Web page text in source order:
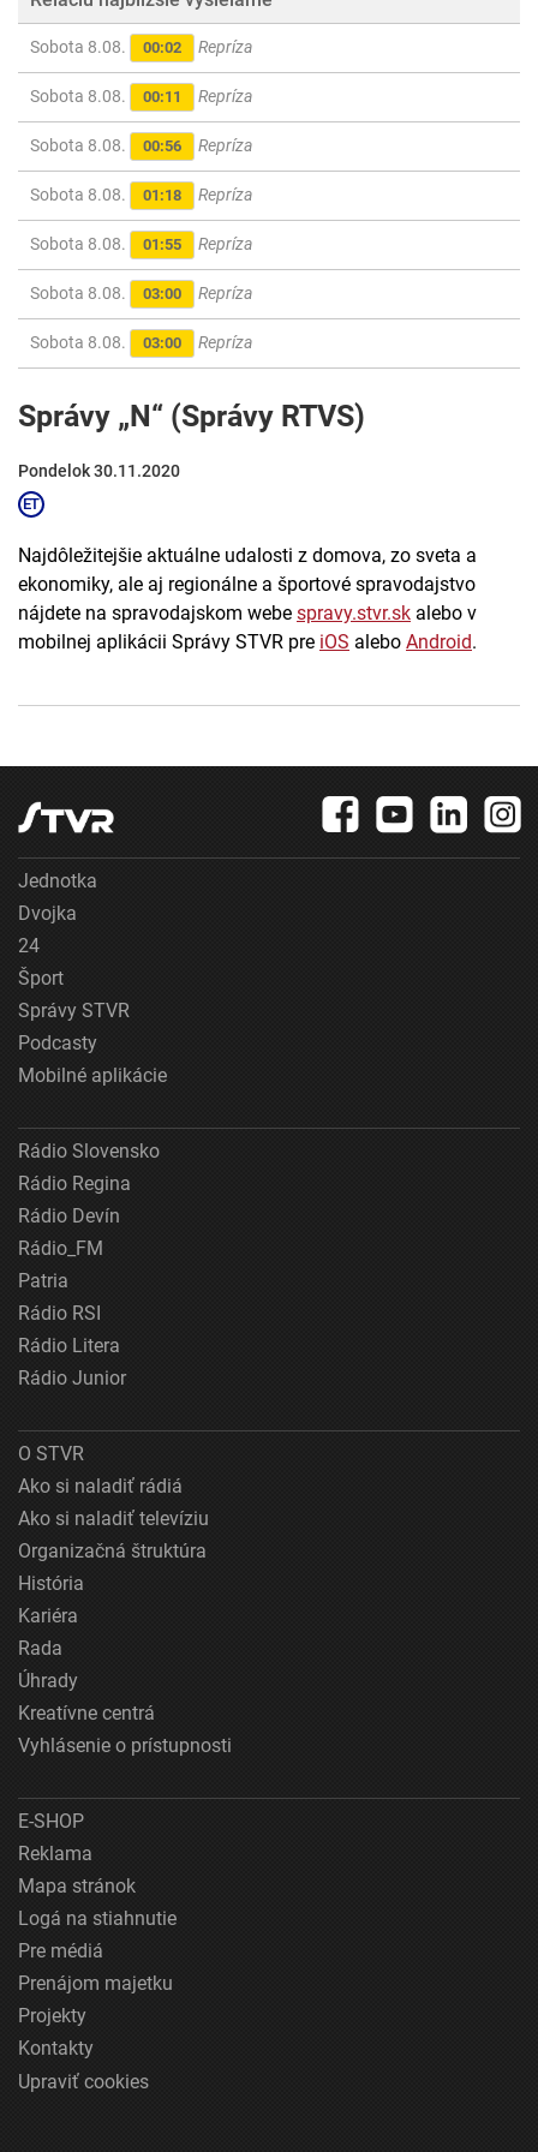
Sobota 8.08. 00:02 Repríza
Sobota 8.08. 00:11 Repríza
Sobota 8.08. 00:56 Repríza
Sobota 8.08. 01:18 Repríza
Sobota 8.08. 01:55 Repríza
Sobota 8.08. 03:00 Repríza
Sobota 8.08. 03:00 Repríza
Správy „N“ (Správy RTVS)
Pondelok 30.11.2020
Najdôležitejšie aktuálne udalosti z domova, zo sveta a
ekonomiky, ale aj regionálne a športové spravodajstvo
nájdete na spravodajskom webe spravy.stvr.sk alebo v
mobilnej aplikácii Správy STVR pre iOS alebo Android.
Jednotka
Dvojka
24
Šport
Správy STVR
Podcasty
Mobilné aplikácie
Rádio Slovensko
Rádio Regina
Rádio Devín
Rádio_FM
Patria
Rádio RSI
Rádio Litera
Rádio Junior
O STVR
Ako si naladiť rádiá
Ako si naladiť televíziu
Organizačná štruktúra
História
Kariéra
Rada
Úhrady
Kreatívne centrá
Vyhlásenie o prístupnosti
E-SHOP
Reklama
Mapa stránok
Logá na stiahnutie
Pre médiá
Prenájom majetku
Projekty
Kontakty
Upraviť cookies